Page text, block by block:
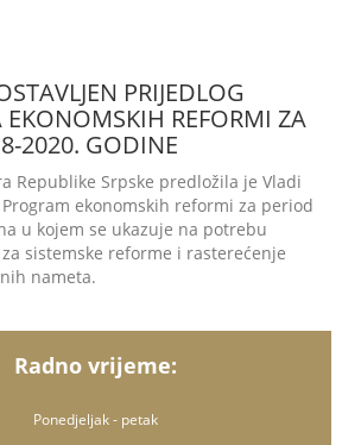
PRIJEDLOG
EKONOMSKIH REFORMI ZA
2020. GODINE
Republike Srpske predložila je Vladi
ekonomskih reformi za period
u kojem se ukazuje na potrebu
sistemske reforme i rasterećenje
nameta.
Radno vrijeme:
Ponedjeljak - petak